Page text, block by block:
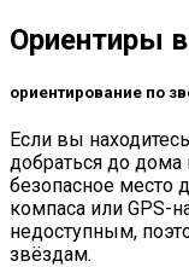
Ориентиры
ориентирование по
Если вы
добраться до
безопасное место
компаса или GPS-
недоступным,
звёздам.